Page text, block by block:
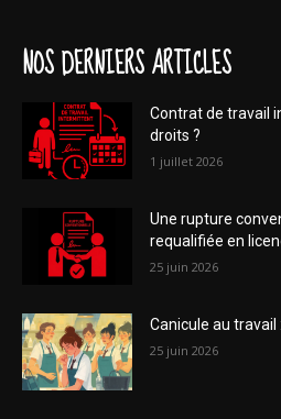
NOS DERNIERS ARTICLES
Contrat de travail
droits ?
1 juillet 2026
Une rupture
requalifiée en
25 juin 2026
Canicule au
25 juin 2026